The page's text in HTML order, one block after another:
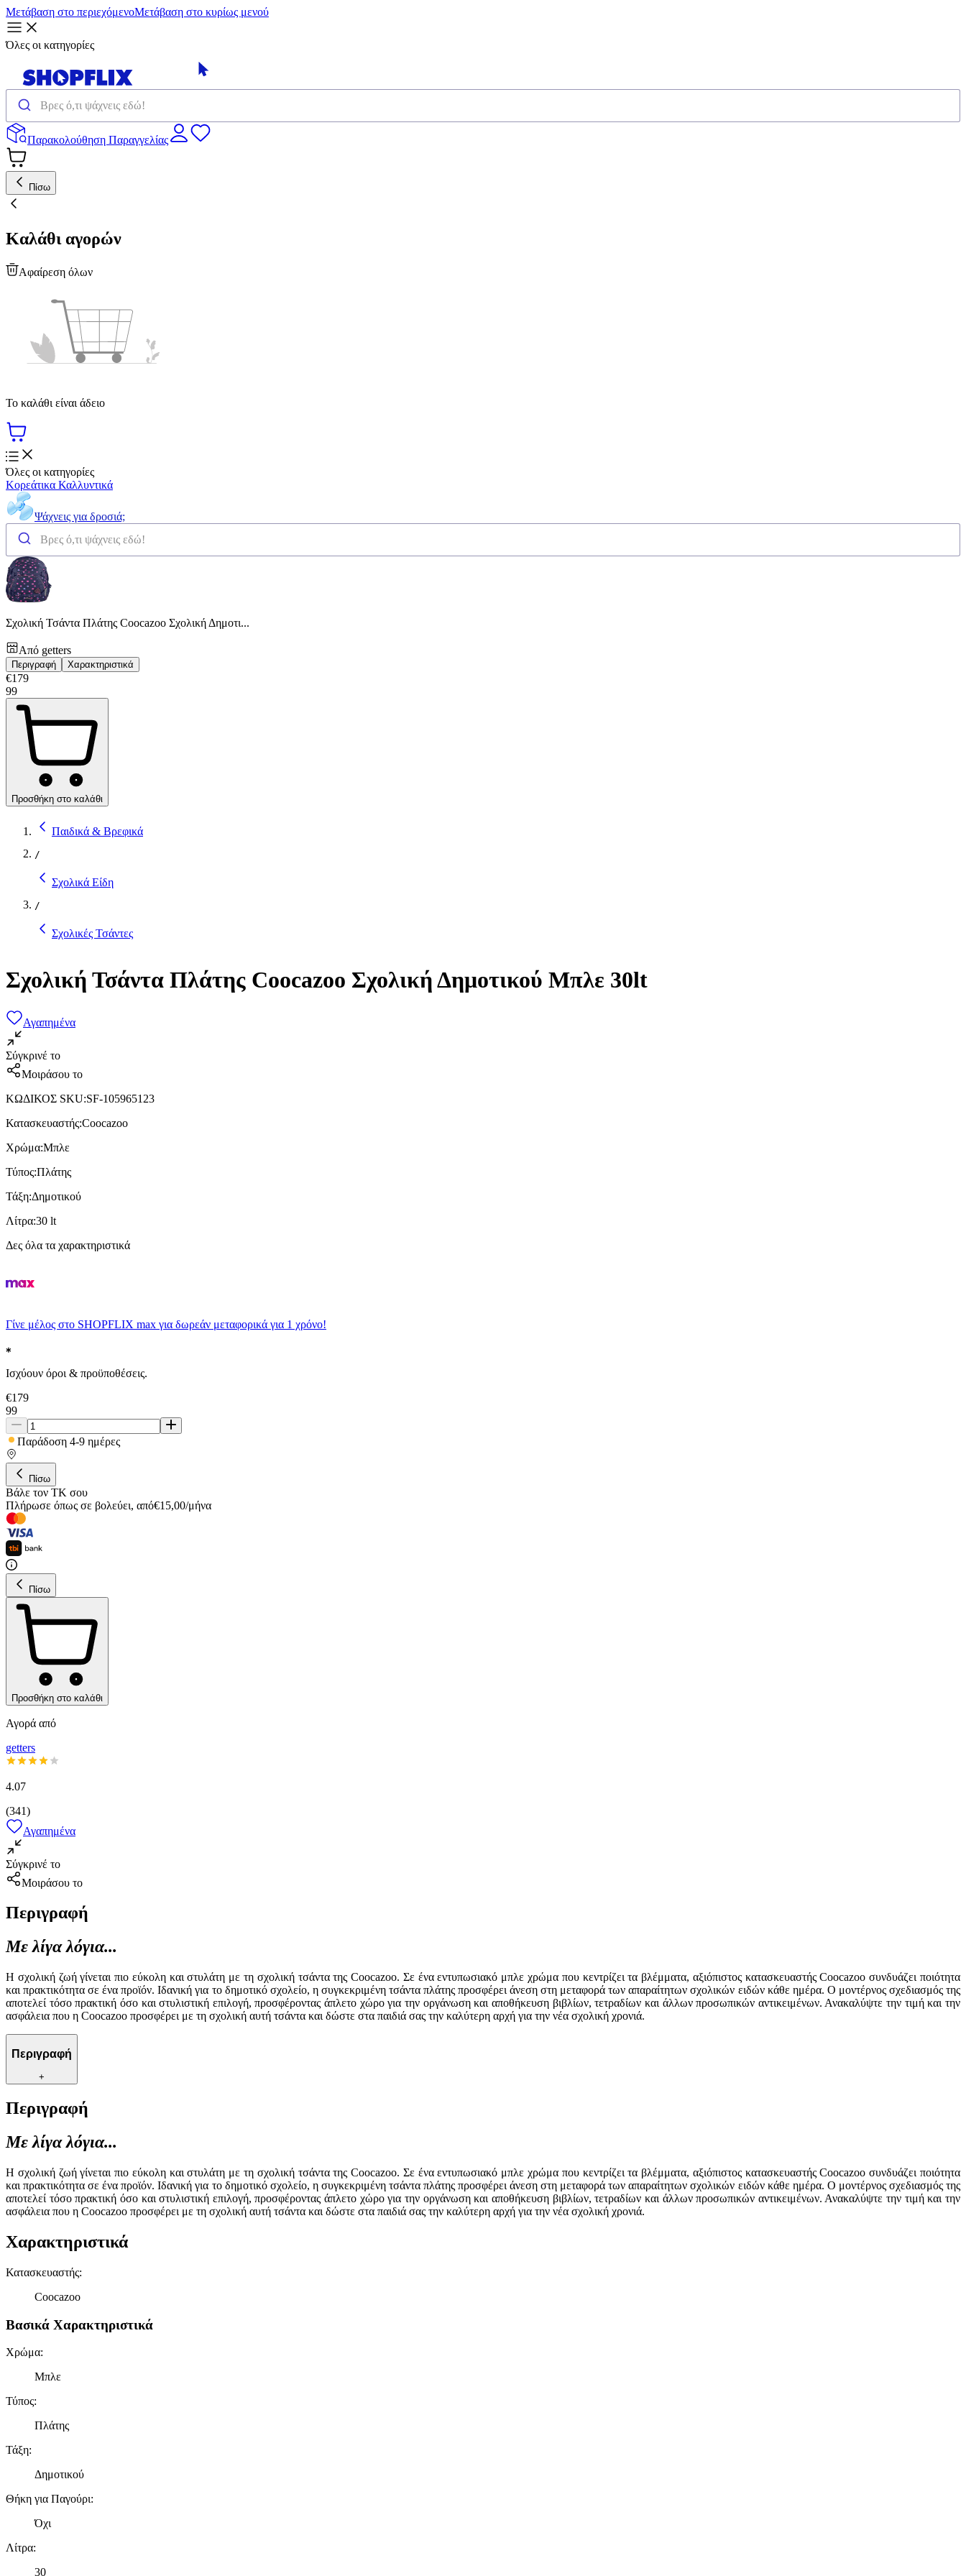
Μετάβαση στο περιεχόμενοΜετάβαση στο κυρίως μενού
Όλες οι κατηγορίες
Παρακολούθηση Παραγγελίας
Πίσω
Καλάθι αγορών
Αφαίρεση όλων
Το καλάθι είναι άδειο
Όλες οι κατηγορίες
Κορεάτικα Καλλυντικά
Ψάχνεις για δροσιά;
Σχολική Τσάντα Πλάτης Coocazoo Σχολική Δημοτι...
Από getters
Περιγραφή Χαρακτηριστικά
€179
99
Προσθήκη στο καλάθι
Παιδικά & Βρεφικά
/
Σχολικά Είδη
/
Σχολικές Τσάντες
Σχολική Τσάντα Πλάτης Coocazoo Σχολική Δημοτικού Μπλε 30lt
Αγαπημένα
Σύγκρινέ το
Μοιράσου το
ΚΩΔΙΚΟΣ SKU:SF-105965123
Κατασκευαστής:Coocazoo
Χρώμα:Μπλε
Τύπος:Πλάτης
Τάξη:Δημοτικού
Λίτρα:30 lt
Δες όλα τα χαρακτηριστικά
Γίνε μέλος στο SHOPFLIX max για δωρεάν μεταφορικά για 1 χρόνο!
Ισχύουν όροι & προϋποθέσεις.
€179
99
Παράδοση 4-9 ημέρες
Πίσω
Βάλε τον ΤΚ σου
Πλήρωσε όπως σε βολεύει, από€15,00/μήνα
Πίσω
Προσθήκη στο καλάθι
Αγορά από
getters
4.07
(341)
Αγαπημένα
Σύγκρινέ το
Μοιράσου το
Περιγραφή
Με λίγα λόγια...
Η σχολική ζωή γίνεται πιο εύκολη και στυλάτη με τη σχολική τσάντα της Coocazoo. Σε ένα εντυπωσιακό μπλε χρώμα που κεντρίζει τα βλέμματα, αξιόπιστος κατασκευαστής Coocazoo συνδυάζει ποιότητα
και πρακτικότητα σε ένα προϊόν. Ιδανική για το δημοτικό σχολείο, η συγκεκριμένη τσάντα πλάτης προσφέρει άνεση στη μεταφορά των απαραίτητων σχολικών ειδών κάθε ημέρα. Ο μοντέρνος σχεδιασμός της
αποτελεί τόσο πρακτική όσο και στυλιστική επιλογή, προσφέροντας άπλετο χώρο για την οργάνωση και αποθήκευση βιβλίων, τετραδίων και άλλων προσωπικών αντικειμένων. Ανακαλύψτε την τιμή και την
ασφάλεια που η Coocazoo προσφέρει με τη σχολική αυτή τσάντα και δώστε στα παιδιά σας την καλύτερη αρχή για την νέα σχολική χρονιά.
Περιγραφή
+
Περιγραφή
Με λίγα λόγια...
Η σχολική ζωή γίνεται πιο εύκολη και στυλάτη με τη σχολική τσάντα της Coocazoo. Σε ένα εντυπωσιακό μπλε χρώμα που κεντρίζει τα βλέμματα, αξιόπιστος κατασκευαστής Coocazoo συνδυάζει ποιότητα
και πρακτικότητα σε ένα προϊόν. Ιδανική για το δημοτικό σχολείο, η συγκεκριμένη τσάντα πλάτης προσφέρει άνεση στη μεταφορά των απαραίτητων σχολικών ειδών κάθε ημέρα. Ο μοντέρνος σχεδιασμός της
αποτελεί τόσο πρακτική όσο και στυλιστική επιλογή, προσφέροντας άπλετο χώρο για την οργάνωση και αποθήκευση βιβλίων, τετραδίων και άλλων προσωπικών αντικειμένων. Ανακαλύψτε την τιμή και την
ασφάλεια που η Coocazoo προσφέρει με τη σχολική αυτή τσάντα και δώστε στα παιδιά σας την καλύτερη αρχή για την νέα σχολική χρονιά.
Χαρακτηριστικά
Κατασκευαστής:
Coocazoo
Βασικά Χαρακτηριστικά
Χρώμα:
Μπλε
Τύπος:
Πλάτης
Τάξη:
Δημοτικού
Θήκη για Παγούρι:
Όχι
Λίτρα:
30